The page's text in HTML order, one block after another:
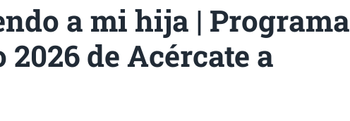
a mi hija | Programa
de Acércate a